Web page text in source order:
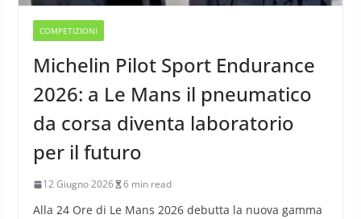
COMPETIZIONI
Michelin Pilot Sport Endurance
2026: a Le Mans il pneumatico
da corsa diventa laboratorio
per il futuro
12 Giugno 2026 6 min read
Alla 24 Ore di Le Mans 2026 debutta la nuova gamma